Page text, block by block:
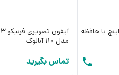
آیفون تصویری فربیکو 4.3 اینچ با حافظه
مدل 110 آنالوگ
تماس بگیرید